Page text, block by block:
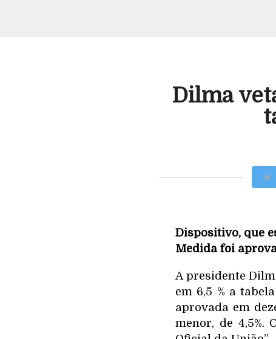
Dilma
Dispositivo, que
Medida foi
A presidente
em 6,5 % a
aprovada em
menor, de 4,5%.